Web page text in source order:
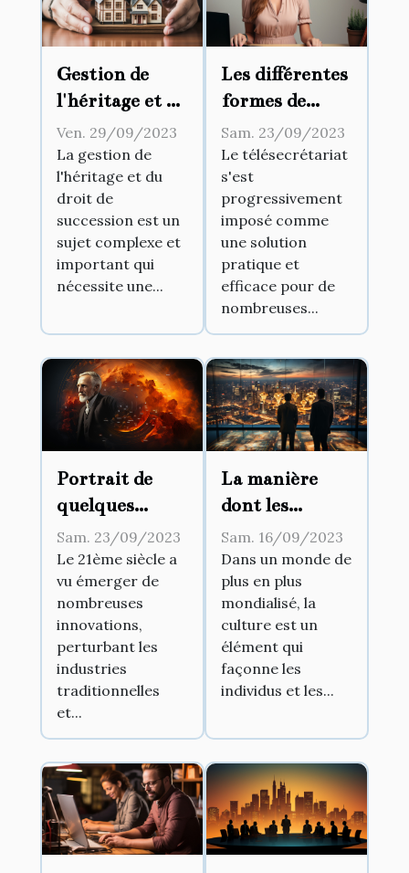
Gestion de
l'héritage et du
droit de
succession
Ven. 29/09/2023
La gestion de
l'héritage et du
droit de
succession est un
sujet complexe et
important qui
nécessite une...
Les différentes
formes de
télésecrétariat
existantes
Sam. 23/09/2023
Le télésecrétariat
s'est
progressivement
imposé comme
une solution
pratique et
efficace pour de
nombreuses...
Portrait de
quelques
pionniers
d'affaires
ayant marqué
le 21ème siècle
Sam. 23/09/2023
Le 21ème siècle a
vu émerger de
nombreuses
innovations,
perturbant les
industries
traditionnelles
et...
La manière
dont les
tendances
culturelles
influencent la
gestion
d'entreprise
Sam. 16/09/2023
Dans un monde de
plus en plus
mondialisé, la
culture est un
élément qui
façonne les
individus et les...